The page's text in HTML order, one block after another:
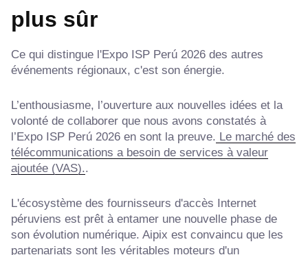
plus sûr
Ce qui distingue l'Expo ISP Perú 2026 des autres
événements régionaux, c'est son énergie.
L’enthousiasme, l’ouverture aux nouvelles idées et la
volonté de collaborer que nous avons constatés à
l’Expo ISP Perú 2026 en sont la preuve. Le marché des
télécommunications a besoin de services à valeur
ajoutée (VAS)..
L'écosystème des fournisseurs d'accès Internet
péruviens est prêt à entamer une nouvelle phase de
son évolution numérique. Aipix est convaincu que les
partenariats sont les véritables moteurs d'un